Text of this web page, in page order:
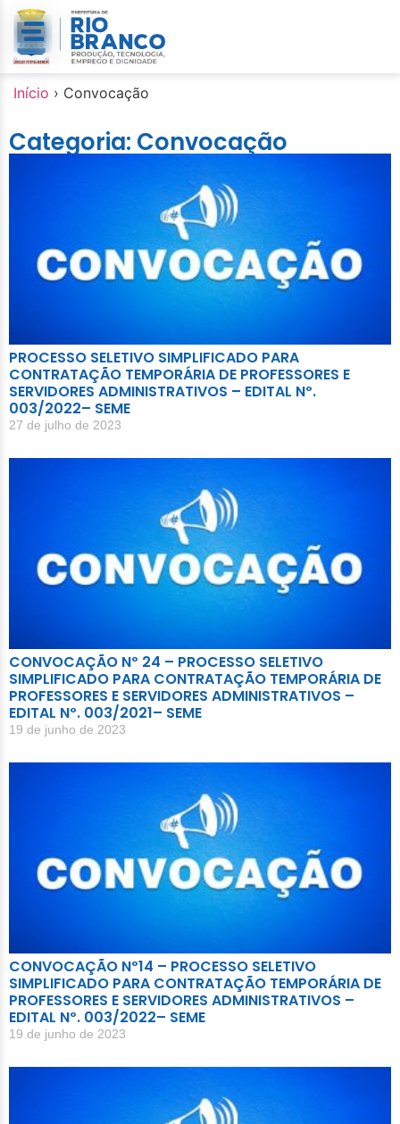
Início › Convocação
Categoria: Convocação
PROCESSO SELETIVO SIMPLIFICADO PARA
CONTRATAÇÃO TEMPORÁRIA DE PROFESSORES E
SERVIDORES ADMINISTRATIVOS – EDITAL Nº.
003/2022– SEME
27 de julho de 2023
CONVOCAÇÃO Nº 24 – PROCESSO SELETIVO
SIMPLIFICADO PARA CONTRATAÇÃO TEMPORÁRIA DE
PROFESSORES E SERVIDORES ADMINISTRATIVOS –
EDITAL Nº. 003/2021– SEME
19 de junho de 2023
CONVOCAÇÃO Nº14 – PROCESSO SELETIVO
SIMPLIFICADO PARA CONTRATAÇÃO TEMPORÁRIA DE
PROFESSORES E SERVIDORES ADMINISTRATIVOS –
EDITAL Nº. 003/2022– SEME
19 de junho de 2023